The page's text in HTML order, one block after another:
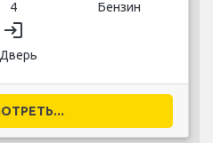
4 Бензин
login